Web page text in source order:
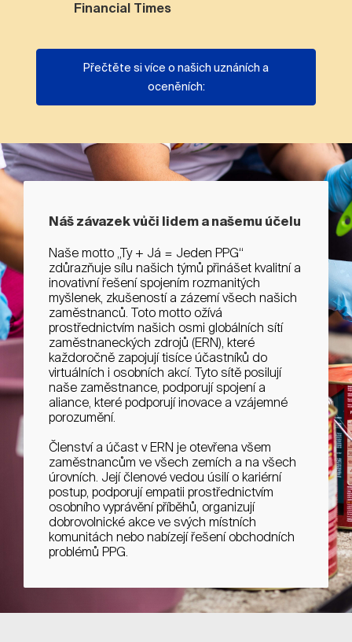
Financial Times
Přečtěte si více o našich uznáních a
oceněních:
Náš závazek vůči lidem a našemu účelu
Naše motto „Ty + Já = Jeden PPG“
zdůrazňuje sílu našich týmů přinášet kvalitní a
inovativní řešení spojením rozmanitých
myšlenek, zkušeností a zázemí všech našich
zaměstnanců. Toto motto ožívá
prostřednictvím našich osmi globálních sítí
zaměstnaneckých zdrojů (ERN), které
každoročně zapojují tisíce účastníků do
virtuálních i osobních akcí. Tyto sítě posilují
naše zaměstnance, podporují spojení a
aliance, které podporují inovace a vzájemné
porozumění.
Členství a účast v ERN je otevřena všem
zaměstnancům ve všech zemích a na všech
úrovních. Její členové vedou úsilí o kariérní
postup, podporují empatii prostřednictvím
osobního vyprávění příběhů, organizují
dobrovolnické akce ve svých místních
komunitách nebo nabízejí řešení obchodních
problémů PPG.